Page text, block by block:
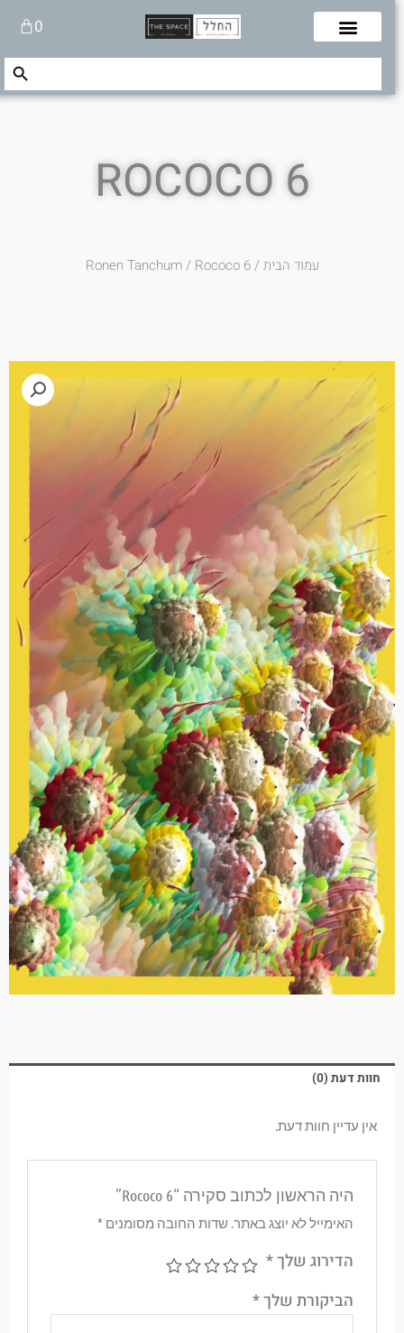
0עגלת
קניות
Search
Search Button
ROCOCO 6
עמוד הבית/
Ronen Tanchum/ Rococo 6
חוות דעת (0)
אין עדיין חוות דעת.
היה הראשון לכתוב סקירה “Rococo 6”
האימייל לא יוצג באתר.שדות החובה מסומנים*
הדירוג שלך*
הביקורת שלך*